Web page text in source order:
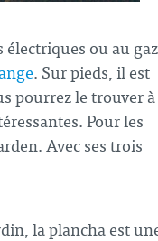
électriques ou au gaz
. Sur pieds, il est
pourrez le trouver à
Pour les
Avec ses trois
la plancha est